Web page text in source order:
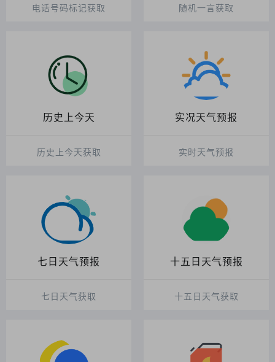
电话号码标记获取 随机一言获取
历史上今天
历史上今天获取
实况天气预报
实时天气预报
七日天气预报
七日天气获取
十五日天气预报
十五日天气获取